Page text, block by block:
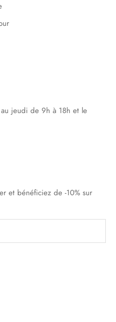
jeudi de 9h à 18h et le
et bénéficiez de -10% sur